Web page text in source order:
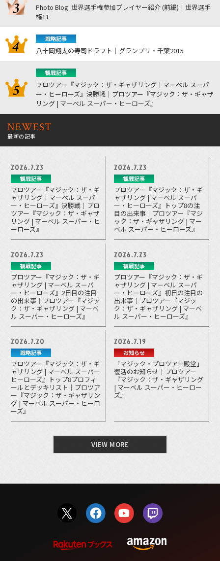
Photo Blog: 世界選手権参加プレイヤー紹介 (前編)｜世界選手
権11
戦略記事
八十岡翔太の寿司ドラフト｜グランプリ・千葉2015
観戦記事
プロツアー『マジック：ザ・ギャザリング｜マーベル スーパ
ー・ヒーローズ』決勝戦｜プロツアー『マジック：ザ・ギャザ
リング | マーベル スーパー・ヒーローズ』
NEWEST
最新の記事
2026.7.23
観戦記事
プロツアー『マジック：ザ・ギ
ャザリング｜マーベル スーパ
ー・ヒーローズ』決勝戦｜プロ
ツアー『マジック：ザ・ギャザ
リング | マーベル スーパー・ヒ
ーローズ』
2026.7.23
観戦記事
プロツアー『マジック：ザ・ギ
ャザリング | マーベル スーパ
ー・ヒーローズ』トップ8の注
目の出来事｜プロツアー『マジ
ック：ザ・ギャザリング | マー
ベル スーパー・ヒーローズ』
2026.7.23
観戦記事
プロツアー『マジック：ザ・ギ
ャザリング | マーベル スーパ
ー・ヒーローズ』2日目の注目
の出来事｜プロツアー『マジッ
ク：ザ・ギャザリング | マーベ
ル スーパー・ヒーローズ』
2026.7.23
観戦記事
プロツアー『マジック：ザ・ギ
ャザリング | マーベル スーパ
ー・ヒーローズ』初日の注目の
出来事｜プロツアー『マジッ
ク：ザ・ギャザリング | マーベ
ル スーパー・ヒーローズ』
2026.7.20
戦略記事
プロツアー『マジック：ザ・ギ
ャザリング | マーベル スーパー
ヒーローズ』トップ8プロフィ
ールとデッキリスト｜プロツア
ー『マジック：ザ・ギャザリン
グ | マーベル スーパー・ヒーロ
ーズ』
2026.7.19
お知らせ
「マジック・プロツアー殿堂」
復活のお知らせ｜プロツアー
『マジック：ザ・ギャザリング
| マーベル スーパー・ヒーロー
ズ』
VIEW MORE